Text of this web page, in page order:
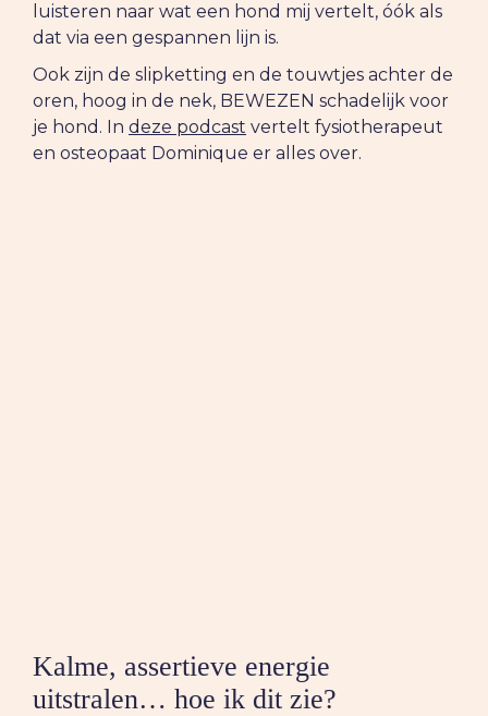
luisteren naar wat een hond mij vertelt, óók als
dat via een gespannen lijn is.
Ook zijn de slipketting en de touwtjes achter de
oren, hoog in de nek, BEWEZEN schadelijk voor
je hond. In deze podcast vertelt fysiotherapeut
en osteopaat Dominique er alles over.
Kalme, assertieve energie
uitstralen… hoe ik dit zie?